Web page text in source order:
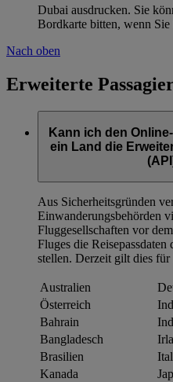
Dubai ausdrucken. Sie
Bordkarte bitten, wenn
Nach oben
Erweiterte
Kann ich den
ein Land die
Aus Sicherheitsgründen
Einwanderungsbehörden
Fluggesellschaften vor
Fluges die
stellen. Derzeit gilt dies
Australien
Österreich
Bahrain
Bangladesch
Brasilien
Kanada